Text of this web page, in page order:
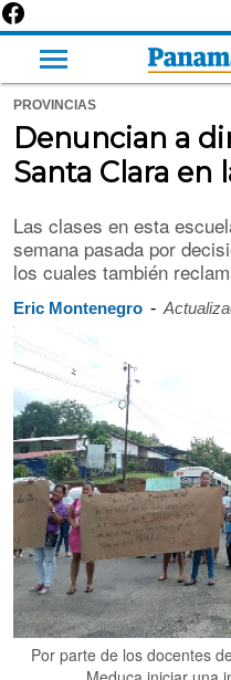
PROVINCIAS
Denuncian a
Santa Clara en
Las clases en esta
semana pasada por
los cuales también
Eric Montenegro -
Por parte de los docentes